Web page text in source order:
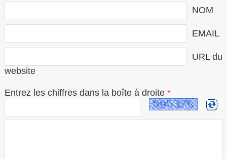
NOM
EMAIL
URL du
website
Entrez les chiffres dans la boîte à droite *